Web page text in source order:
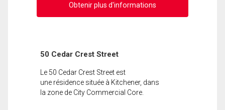
Obtenir plus d'informations
50 Cedar Crest Street
Le 50 Cedar Crest Street est
une résidence située à Kitchener, dans
la zone de City Commercial Core.